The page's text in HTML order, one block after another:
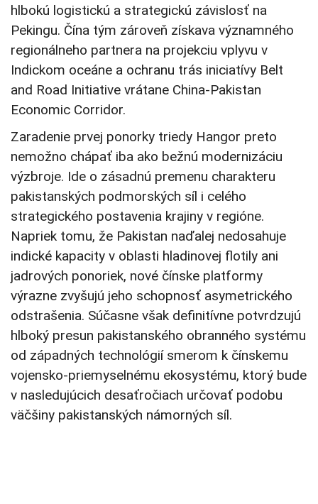
hlbokú logistickú a strategickú závislosť na
Pekingu. Čína tým zároveň získava významného
regionálneho partnera na projekciu vplyvu v
Indickom oceáne a ochranu trás iniciatívy Belt
and Road Initiative vrátane China-Pakistan
Economic Corridor.
Zaradenie prvej ponorky triedy Hangor preto
nemožno chápať iba ako bežnú modernizáciu
výzbroje. Ide o zásadnú premenu charakteru
pakistanských podmorských síl i celého
strategického postavenia krajiny v regióne.
Napriek tomu, že Pakistan naďalej nedosahuje
indické kapacity v oblasti hladinovej flotily ani
jadrových ponoriek, nové čínske platformy
výrazne zvyšujú jeho schopnosť asymetrického
odstrašenia. Súčasne však definitívne potvrdzujú
hlboký presun pakistanského obranného systému
od západných technológií smerom k čínskemu
vojensko-priemyselnému ekosystému, ktorý bude
v nasledujúcich desaťročiach určovať podobu
väčšiny pakistanských námorných síl.